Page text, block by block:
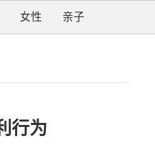
女性 亲子
行为